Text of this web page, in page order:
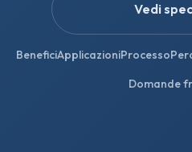
Vedi
BeneficiApplicazioniProcesso
Domande